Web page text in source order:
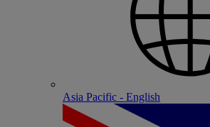
Asia Pacific - English